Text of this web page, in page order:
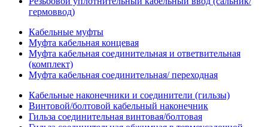
гермоввод)
Кабельные муфты
Муфта кабельная концевая
Муфта кабельная соединительная и ответвительная
(комплект)
Муфта кабельная соединительная/ переходная
Кабельные наконечники и соединители (гильзы)
Винтовой/болтовой кабельный наконечник
Гильза соединительная винтовая/болтовая